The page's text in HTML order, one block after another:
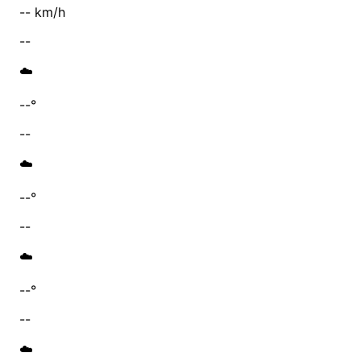
-- km/h
--
☁️
--°
--
☁️
--°
--
☁️
--°
--
☁️